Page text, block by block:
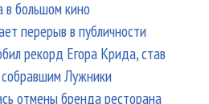
большом кино
перерыв в публичности
рекорд Егора Крида, став
Лужники
отмены бренда ресторана